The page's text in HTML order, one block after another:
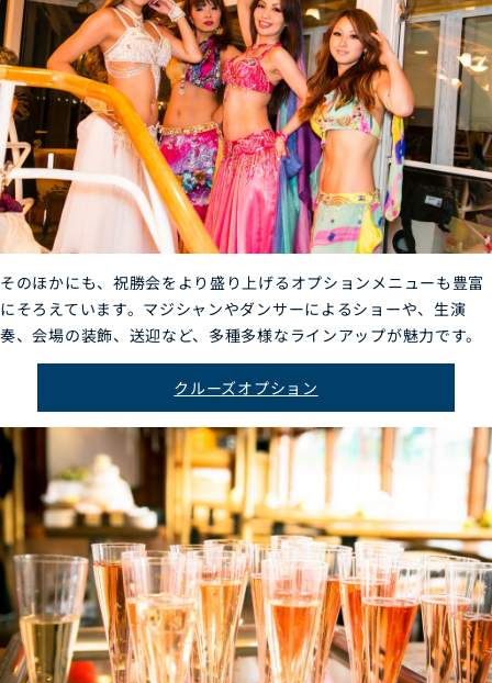
そのほかにも、祝勝会をより盛り上げるオプションメニューも豊富
にそろえています。マジシャンやダンサーによるショーや、生演
奏、会場の装飾、送迎など、多種多様なラインアップが魅力です。
クルーズオプション